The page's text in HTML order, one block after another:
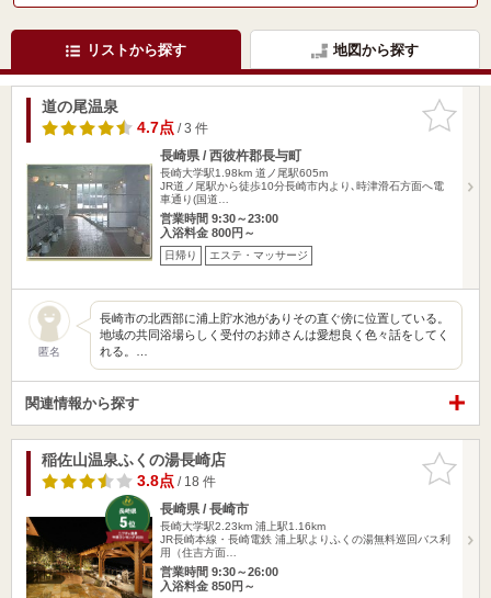
リストから探す 地図から探す
お気に入
りに追加
道の尾温泉
4.7点/ 3 件
長崎県 / 西彼杵郡長与町
長崎大学駅1.98km 道ノ尾駅605m
JR道ノ尾駅から徒歩10分長崎市内より､時津滑石方面へ電
車通り(国道…
営業時間 9:30～23:00
入浴料金 800円～
日帰り エステ・マッサージ
匿名
長崎市の北西部に浦上貯水池がありその直ぐ傍に位置している。
地域の共同浴場らしく受付のお姉さんは愛想良く色々話をしてく
れる。…
関連情報から探す
お気に入
りに追加
稲佐山温泉ふくの湯長崎店
3.8点/ 18 件
長崎県 / 長崎市
長崎大学駅2.23km 浦上駅1.16km
JR長崎本線・長崎電鉄 浦上駅よりふくの湯無料巡回バス利
用（住吉方面…
営業時間 9:30～26:00
入浴料金 850円～